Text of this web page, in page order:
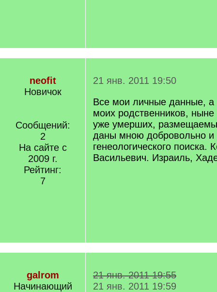
neofit
Новичок
Сообщений:
2
На сайте с
2009 г.
Рейтинг:
7
21 янв. 2011 19:50
Все мои личные данные, а
моих родственников,
уже умерших,
даны мною добровольно и
генеологического поиска.
Васильевич. Израиль,
galrom
Начинающий
21 янв. 2011 19:55
21 янв. 2011 19:59